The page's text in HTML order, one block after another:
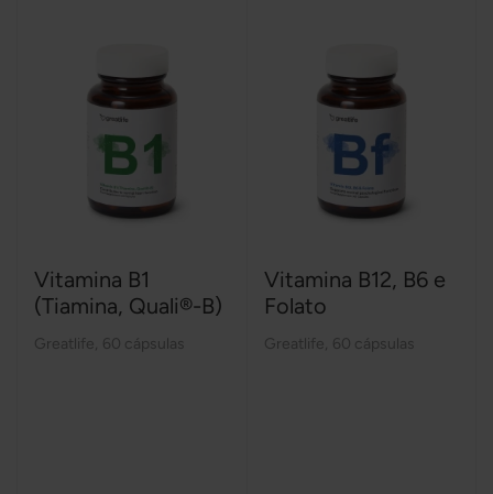
Vitamina B1
(Tiamina, Quali®-B)
Greatlife 60 cápsulas
Vitamina B12, B6 e
Folato
Greatlife 60 cápsulas